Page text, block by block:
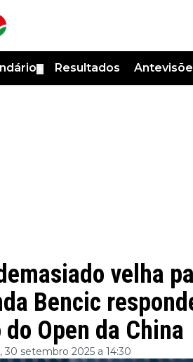
Resultados
velha
Bencic
Open da China
30 setembro 2025 a 14:30